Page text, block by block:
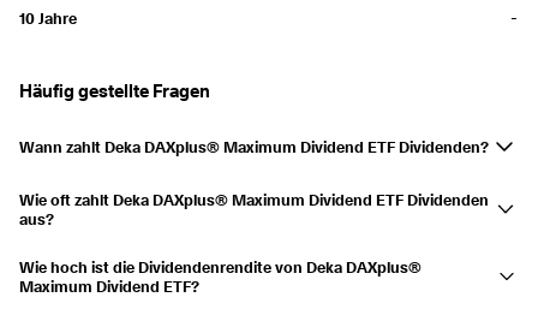
Ausgezahlt
Ausgezahlt
2021
3,56 %
Ausgezahlt
11.10.2021 11.10.2021
0,21 %
Ausgezahlt
12.04.2021 12.04.2021 0,43 %
Häufig gestellte Fragen
Wann zahlt Deka DAXplus® Maximum Dividend ETF Dividenden?
Dividenden aus.
Wie oft zahlt Deka DAXplus® Maximum Dividend ETF Dividenden
aus?
Wie hoch ist die Dividendenrendite von Deka DAXplus®
Maximum Dividend ETF?
10 Jahre
-